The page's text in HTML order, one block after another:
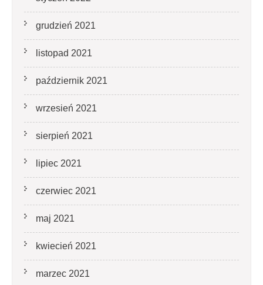
grudzień 2021
listopad 2021
październik 2021
wrzesień 2021
sierpień 2021
lipiec 2021
czerwiec 2021
maj 2021
kwiecień 2021
marzec 2021